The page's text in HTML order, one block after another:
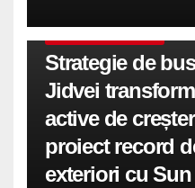
Strategie de
Jidvei
active de
proiect record
exteriori cu